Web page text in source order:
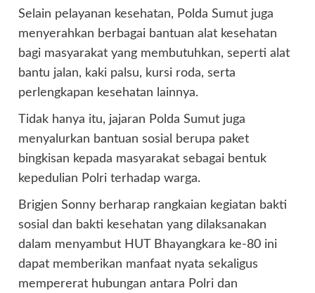
Selain pelayanan kesehatan, Polda Sumut juga
menyerahkan berbagai bantuan alat kesehatan
bagi masyarakat yang membutuhkan, seperti alat
bantu jalan, kaki palsu, kursi roda, serta
perlengkapan kesehatan lainnya.
Tidak hanya itu, jajaran Polda Sumut juga
menyalurkan bantuan sosial berupa paket
bingkisan kepada masyarakat sebagai bentuk
kepedulian Polri terhadap warga.
Brigjen Sonny berharap rangkaian kegiatan bakti
sosial dan bakti kesehatan yang dilaksanakan
dalam menyambut HUT Bhayangkara ke-80 ini
dapat memberikan manfaat nyata sekaligus
mempererat hubungan antara Polri dan